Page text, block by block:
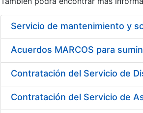
Mostra/Amaga
Servicio de mantenimiento y
Acuerdos MARCOS para
Contratación del Servicio de